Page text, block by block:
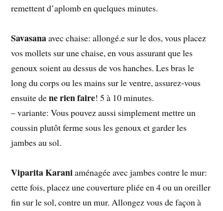
remettent d’aplomb en quelques minutes.
Savasanaavec chaise: allongé.e sur le dos, vous placez
vos mollets sur une chaise, en vous assurant que les
genoux soient au dessus de vos hanches. Les bras le
long du corps ou les mains sur le ventre, assurez-vous
ensuite dene rien faire! 5 à 10 minutes.
– variante: Vous pouvez aussi simplement mettre un
coussin plutôt ferme sous les genoux et garder les
jambes au sol.
Viparita Karaniaménagée avec jambes contre le mur:
cette fois, placez une couverture pliée en 4 ou un oreiller
fin sur le sol, contre un mur. Allongez vous de façon à